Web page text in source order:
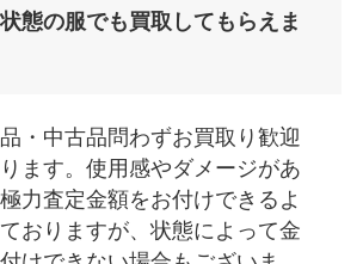
態の服でも買取してもらえま
・中古品問わずお買取り歓迎
ます。使用感やダメージがあ
力査定金額をお付けできるよ
おりますが、状態によって金